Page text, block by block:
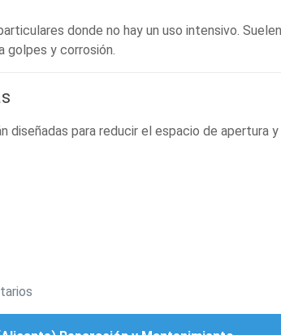
donde no hay un uso intensivo.
golpes y corrosión.
diseñadas para reducir el espacio de apertura